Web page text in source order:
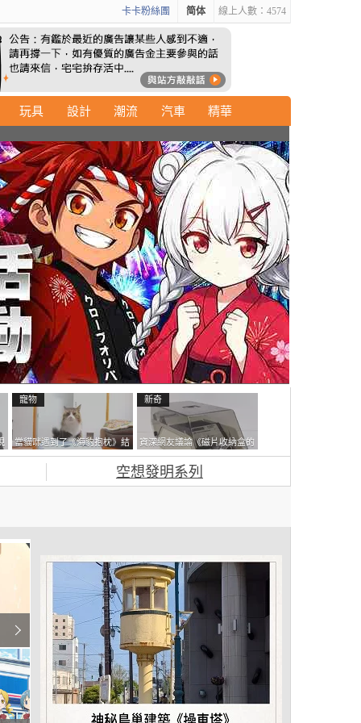
線上人數：4574
简体
卡卡粉絲團
玩具 設計 潮流 汽車 精華
寵物
當貓咪遇到了《海豹抱枕》結
果玩了10天後，海豹一整個走
新奇
資深網友議論《磁片收納盒的
鎖有什麼用》想偷的話整盒拿
走不就好了嗎？
空想發明系列